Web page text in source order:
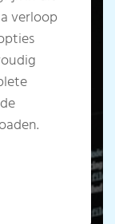
verloop